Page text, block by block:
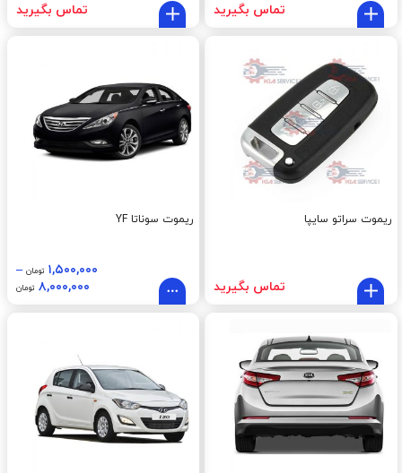
تماس بگیرید تماس بگیرید
ریموت سراتو سایپا
تماس بگیرید
ریموت سوناتا YF
۱,۵۰۰,۰۰۰ تومان –
۸,۰۰۰,۰۰۰ تومان